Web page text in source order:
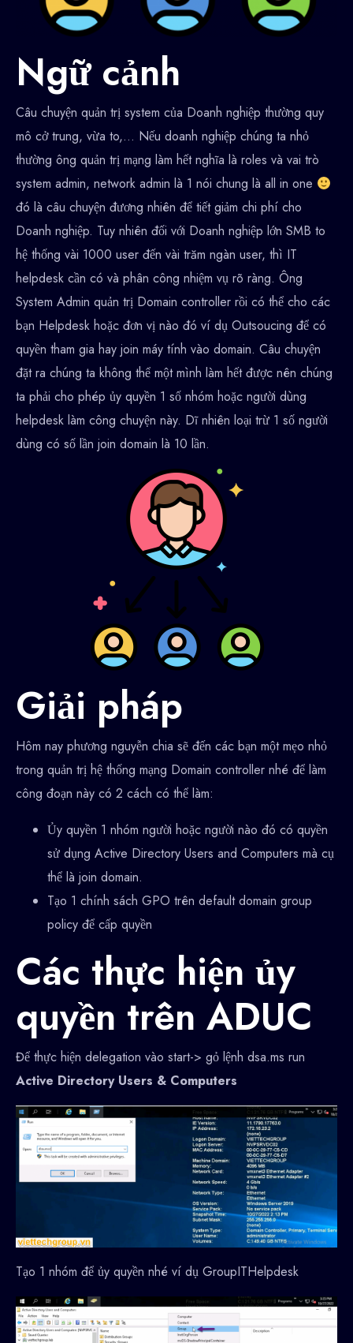
Ngữ cảnh
Câu chuyện quản trị system của Doanh nghiệp thường quy
mô cở trung, vừa to,… Nếu doanh nghiệp chúng ta nhỏ
thường ông quản trị mạng làm hết nghĩa là roles và vai trò
system admin, network admin là 1 nói chung là all in one
đó là câu chuyện đương nhiên để tiết giảm chi phí cho
Doanh nghiệp. Tuy nhiên đối với Doanh nghiệp lớn SMB to
hệ thống vài 1000 user đến vài trăm ngàn user, thì IT
helpdesk cần có và phân công nhiệm vụ rõ ràng. Ông
System Admin quản trị Domain controller rồi có thể cho các
bạn Helpdesk hoặc đơn vị nào đó ví dụ Outsoucing để có
quyền tham gia hay join máy tính vào domain. Câu chuyện
đặt ra chúng ta không thể một mình làm hết được nên chúng
ta phải cho phép ủy quyền 1 số nhóm hoặc người dùng
helpdesk làm công chuyện này. Dĩ nhiên loại trừ 1 số người
dùng có số lần join domain là 10 lần.
Giải pháp
Hôm nay phương nguyễn chia sẽ đến các bạn một mẹo nhỏ
trong quản trị hệ thống mạng Domain controller nhé để làm
công đoạn này có 2 cách có thể làm:
Ủy quyền 1 nhóm người hoặc người nào đó có quyền
sử dụng Active Directory Users and Computers mà cụ
thể là join domain.
Tạo 1 chính sách GPO trên default domain group
policy để cấp quyền
Các thực hiện ủy
quyền trên ADUC
Để thực hiện delegation vào start-> gỏ lệnh dsa.ms run
Active Directory Users & Computers
Tạo 1 nhóm để ủy quyền nhé ví dụ GroupITHelpdesk